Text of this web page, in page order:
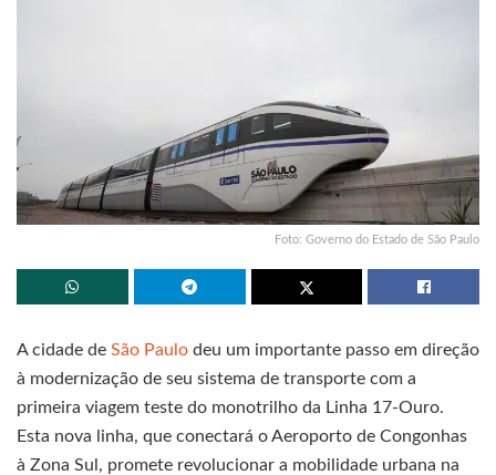
Foto: Governo do Estado de São Paulo
A cidade de São Paulo deu um importante passo em direção
à modernização de seu sistema de transporte com a
primeira viagem teste do monotrilho da Linha 17-Ouro.
Esta nova linha, que conectará o Aeroporto de Congonhas
à Zona Sul, promete revolucionar a mobilidade urbana na